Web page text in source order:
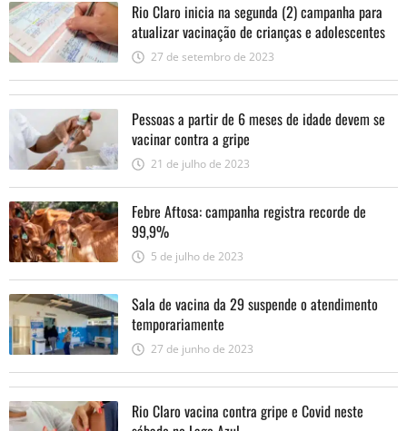
Rio Claro inicia na segunda (2) campanha para
atualizar vacinação de crianças e adolescentes
27 de setembro de 2023
Pessoas a partir de 6 meses de idade devem se
vacinar contra a gripe
21 de julho de 2023
Febre Aftosa: campanha registra recorde de
99,9%
5 de julho de 2023
Sala de vacina da 29 suspende o atendimento
temporariamente
27 de junho de 2023
Rio Claro vacina contra gripe e Covid neste